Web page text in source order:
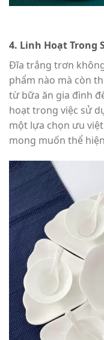
4. Linh Hoạt Trong
Đĩa trắng trơn
phẩm nào mà còn
từ bữa ăn gia đình
hoạt trong việc sử
một lựa chọn ưu
mong muốn thể